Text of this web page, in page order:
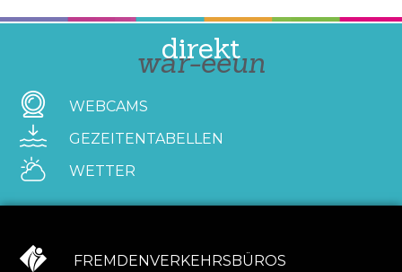
direkt
war-eeun
WEBCAMS
GEZEITENTABELLEN
WETTER
FREMDENVERKEHRSBÜROS